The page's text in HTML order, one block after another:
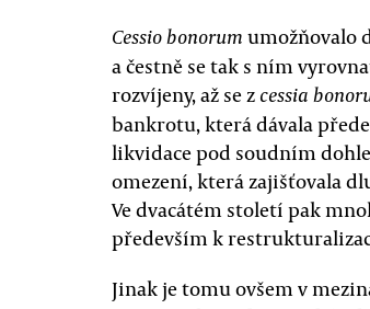
Cessio bonorum umožňovalo
a čestně se tak s ním
rozvíjeny, až se z cessia
bankrotu, která dávala
likvidace pod soudním
omezení, která zajišťovala
Ve dvacátém století pak
především k
Jinak je tomu ovšem v